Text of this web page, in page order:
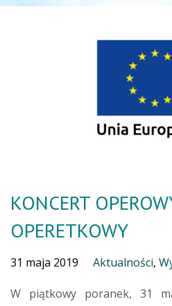
KONCERT
OPERETKOWY
31 maja 2019 Aktualności,
W piątkowy poranek, 31